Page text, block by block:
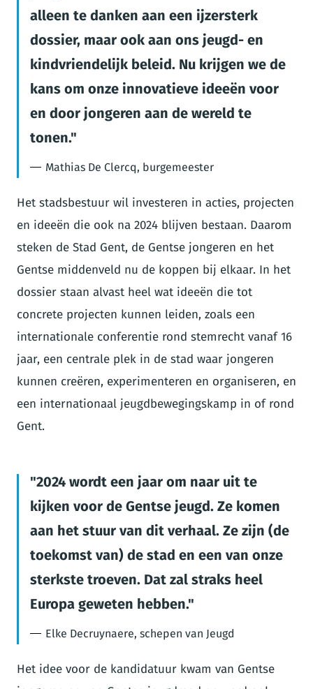
alleen te danken aan een ijzersterk
dossier, maar ook aan ons jeugd- en
kindvriendelijk beleid. Nu krijgen we de
kans om onze innovatieve ideeën voor
en door jongeren aan de wereld te
tonen.
Mathias De Clercq, burgemeester
Het stadsbestuur wil investeren in acties, projecten
en ideeën die ook na 2024 blijven bestaan. Daarom
steken de Stad Gent, de Gentse jongeren en het
Gentse middenveld nu de koppen bij elkaar. In het
dossier staan alvast heel wat ideeën die tot
concrete projecten kunnen leiden, zoals een
internationale conferentie rond stemrecht vanaf 16
jaar, een centrale plek in de stad waar jongeren
kunnen creëren, experimenteren en organiseren, en
een internationaal jeugdbewegingskamp in of rond
Gent.
2024 wordt een jaar om naar uit te
kijken voor de Gentse jeugd. Ze komen
aan het stuur van dit verhaal. Ze zijn (de
toekomst van) de stad en een van onze
sterkste troeven. Dat zal straks heel
Europa geweten hebben.
Elke Decruynaere, schepen van Jeugd
Het idee voor de kandidatuur kwam van Gentse